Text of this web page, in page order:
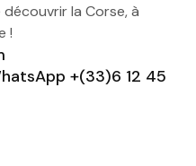
la Corse, à
!
+(33)6 12 45